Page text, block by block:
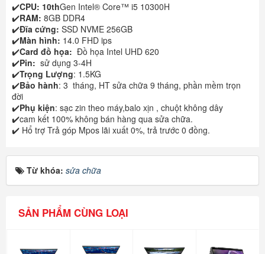
✔️CPU: 10thGen Intel® Core™ i5 10300H
✔️RAM: 8GB DDR4
✔️Đĩa cứng: SSD NVME 256GB
✔️Màn hình: 14.0 FHD ips
✔️Card đồ họa: Đồ họa Intel UHD 620
✔️Pin: sử dụng 3-4H
✔️Trọng Lượng: 1.5KG
✔️Bảo hành: 3 tháng, HT sửa chữa 9 tháng, phần mềm trọn
đời
✔️Phụ kiện: sạc zin theo máy,balo xịn , chuột không dây
✔️cam kết 100% không bán hàng qua sửa chữa.
✔️ Hổ trợ Trả góp Mpos lãi xuất 0%, trả trước 0 đồng.
Từ khóa: sửa chữa
SẢN PHẨM CÙNG LOẠI